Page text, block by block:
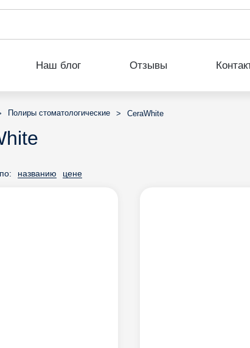
Наш блог Отзывы
Полиры стоматологические > CeraWhite
названию цене